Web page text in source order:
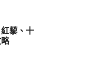
藜、十